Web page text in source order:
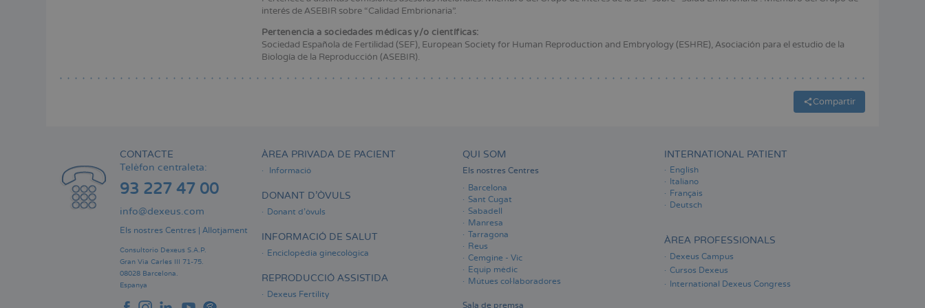
interés de ASEBIR sobre “Calidad Embrionaria”.
Pertenencia a sociedades médicas y/o científicas:
Sociedad Española de Fertilidad (SEF), European Society for Human Reproduction and Embryology (ESHRE), Asociación para el estudio de la
Biología de la Reproducción (ASEBIR).
Compartir
CONTACTE
Telèfon centraleta:
93 227 47 00
info@dexeus.com
Els nostres Centres | Allotjament
Consultorio Dexeus S.A.P.
Gran Via Carles III 71-75.
08028 Barcelona.
Espanya
ÀREA PRIVADA DE PACIENT
Informació
DONANT D'ÒVULS
Donant d'òvuls
INFORMACIÓ DE SALUT
Enciclopèdia ginecològica
REPRODUCCIÓ ASSISTIDA
Dexeus Fertility
QUI SOM
Els nostres Centres
Barcelona
Sant Cugat
Sabadell
Manresa
Tarragona
Reus
Cemgine - Vic
Equip mèdic
Mútues col·laboradores
Sala de premsa
INTERNATIONAL PATIENT
English
Italiano
Français
Deutsch
ÀREA PROFESSIONALS
Dexeus Campus
Cursos Dexeus
International Dexeus Congress